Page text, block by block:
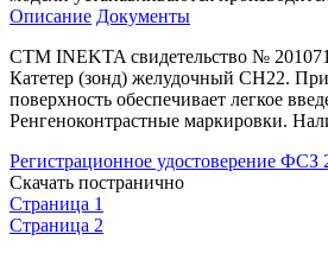
Описание Документы
СТМ INEKTA свидетельство №
Катетер (зонд) желудочный СН22.
поверхность обеспечивает легкое
Ренгеноконтрастные маркировки.
Регистрационное удостоверение ФСЗ
Скачать постранично
Страница 1
Страница 2